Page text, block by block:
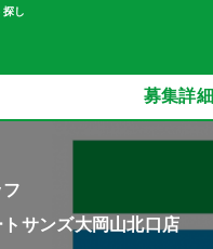
し
募集詳細
サンズ大岡山北口店